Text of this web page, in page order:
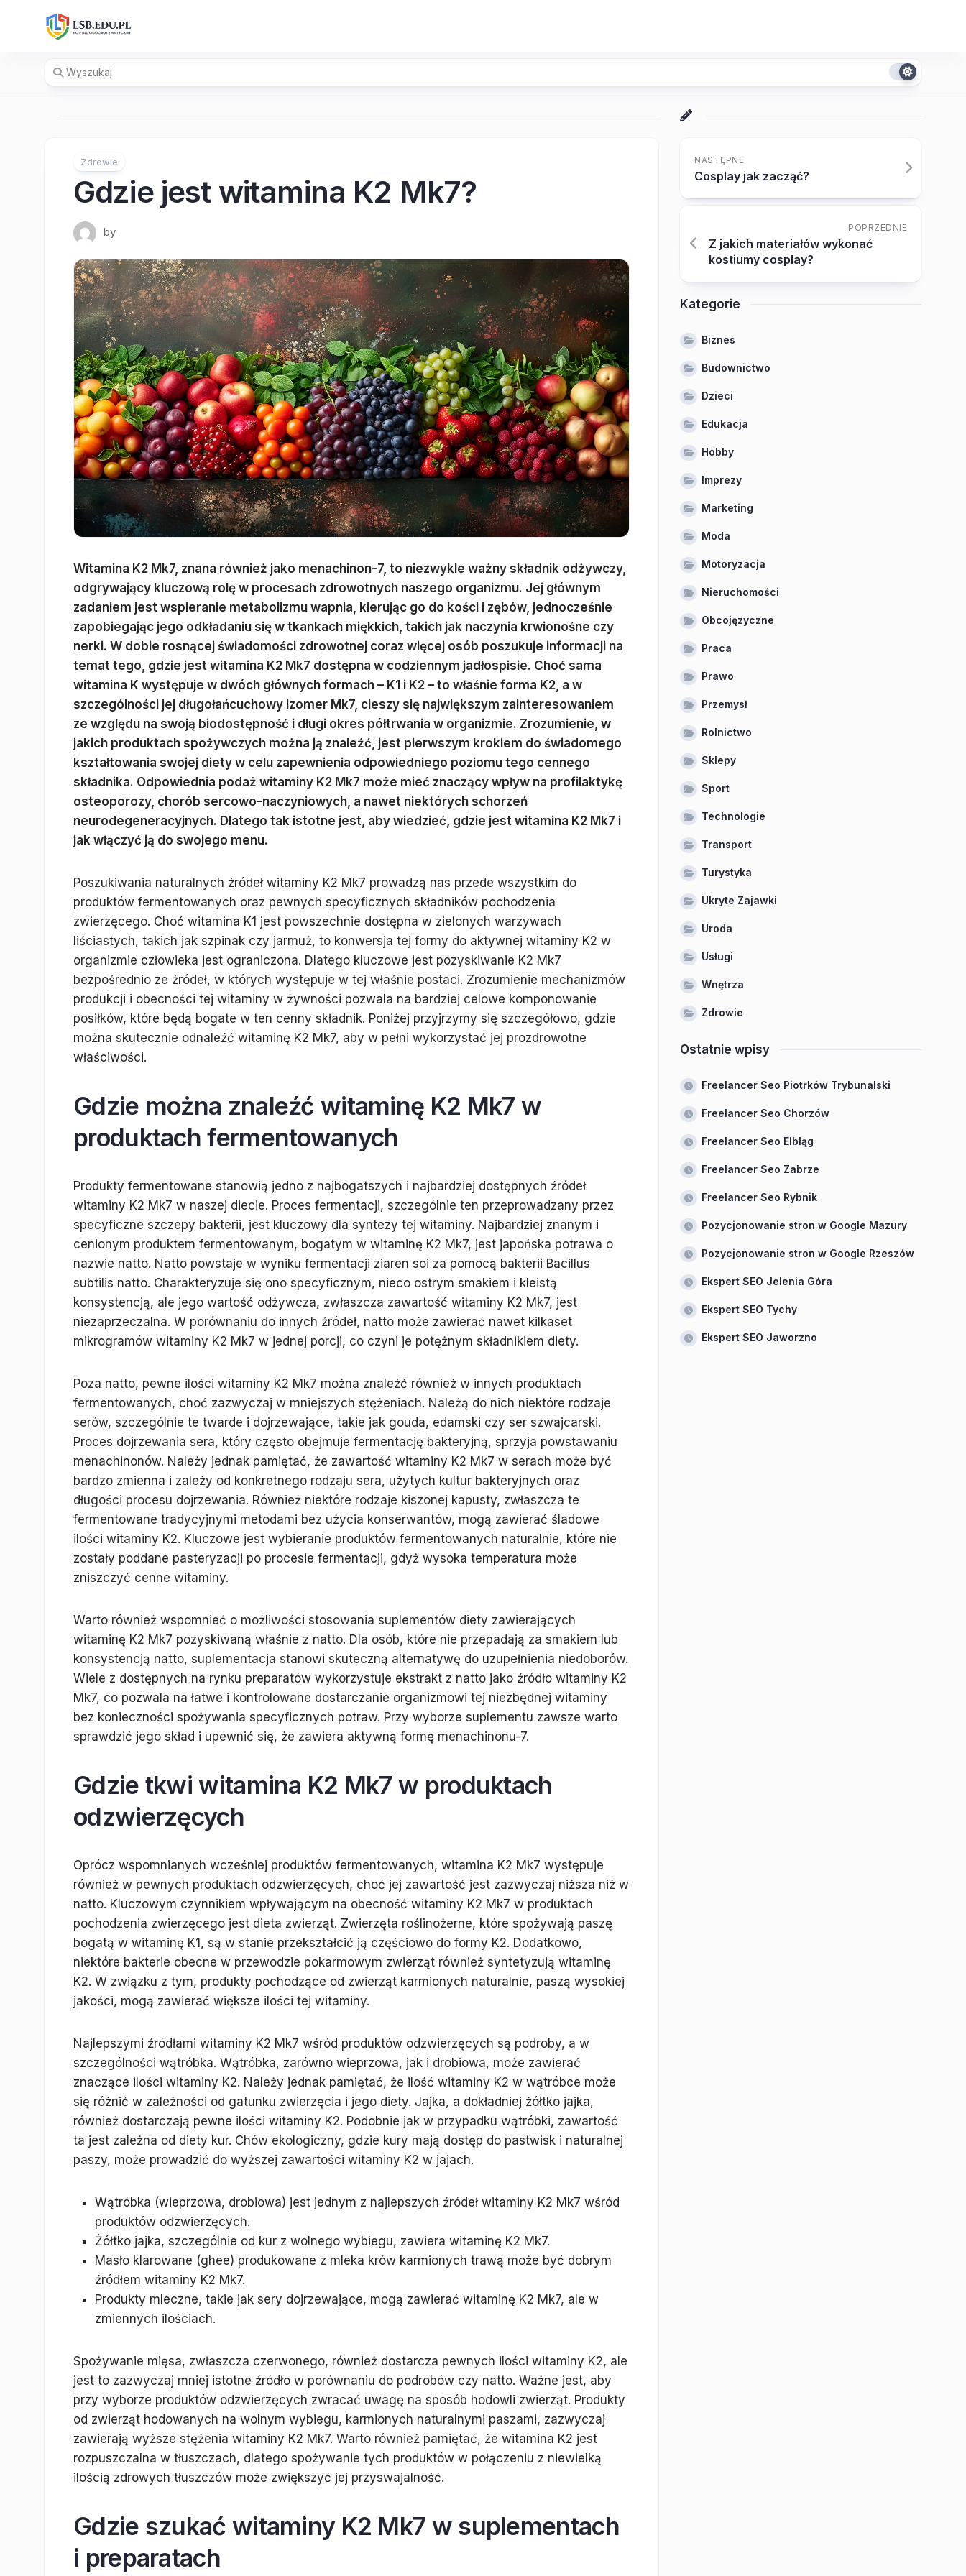
Zdrowie
Gdzie jest witamina K2 Mk7?
by
Witamina K2 Mk7, znana również jako menachinon-7, to niezwykle ważny składnik odżywczy,
odgrywający kluczową rolę w procesach zdrowotnych naszego organizmu. Jej głównym
zadaniem jest wspieranie metabolizmu wapnia, kierując go do kości i zębów, jednocześnie
zapobiegając jego odkładaniu się w tkankach miękkich, takich jak naczynia krwionośne czy
nerki. W dobie rosnącej świadomości zdrowotnej coraz więcej osób poszukuje informacji na
temat tego, gdzie jest witamina K2 Mk7 dostępna w codziennym jadłospisie. Choć sama
witamina K występuje w dwóch głównych formach – K1 i K2 – to właśnie forma K2, a w
szczególności jej długołańcuchowy izomer Mk7, cieszy się największym zainteresowaniem
ze względu na swoją biodostępność i długi okres półtrwania w organizmie. Zrozumienie, w
jakich produktach spożywczych można ją znaleźć, jest pierwszym krokiem do świadomego
kształtowania swojej diety w celu zapewnienia odpowiedniego poziomu tego cennego
składnika. Odpowiednia podaż witaminy K2 Mk7 może mieć znaczący wpływ na profilaktykę
osteoporozy, chorób sercowo-naczyniowych, a nawet niektórych schorzeń
neurodegeneracyjnych. Dlatego tak istotne jest, aby wiedzieć, gdzie jest witamina K2 Mk7 i
jak włączyć ją do swojego menu.
Poszukiwania naturalnych źródeł witaminy K2 Mk7 prowadzą nas przede wszystkim do
produktów fermentowanych oraz pewnych specyficznych składników pochodzenia
zwierzęcego. Choć witamina K1 jest powszechnie dostępna w zielonych warzywach
liściastych, takich jak szpinak czy jarmuż, to konwersja tej formy do aktywnej witaminy K2 w
organizmie człowieka jest ograniczona. Dlatego kluczowe jest pozyskiwanie K2 Mk7
bezpośrednio ze źródeł, w których występuje w tej właśnie postaci. Zrozumienie mechanizmów
produkcji i obecności tej witaminy w żywności pozwala na bardziej celowe komponowanie
posiłków, które będą bogate w ten cenny składnik. Poniżej przyjrzymy się szczegółowo, gdzie
można skutecznie odnaleźć witaminę K2 Mk7, aby w pełni wykorzystać jej prozdrowotne
właściwości.
Gdzie można znaleźć witaminę K2 Mk7 w
produktach fermentowanych
Produkty fermentowane stanowią jedno z najbogatszych i najbardziej dostępnych źródeł
witaminy K2 Mk7 w naszej diecie. Proces fermentacji, szczególnie ten przeprowadzany przez
specyficzne szczepy bakterii, jest kluczowy dla syntezy tej witaminy. Najbardziej znanym i
cenionym produktem fermentowanym, bogatym w witaminę K2 Mk7, jest japońska potrawa o
nazwie natto. Natto powstaje w wyniku fermentacji ziaren soi za pomocą bakterii Bacillus
subtilis natto. Charakteryzuje się ono specyficznym, nieco ostrym smakiem i kleistą
konsystencją, ale jego wartość odżywcza, zwłaszcza zawartość witaminy K2 Mk7, jest
niezaprzeczalna. W porównaniu do innych źródeł, natto może zawierać nawet kilkaset
mikrogramów witaminy K2 Mk7 w jednej porcji, co czyni je potężnym składnikiem diety.
Poza natto, pewne ilości witaminy K2 Mk7 można znaleźć również w innych produktach
fermentowanych, choć zazwyczaj w mniejszych stężeniach. Należą do nich niektóre rodzaje
serów, szczególnie te twarde i dojrzewające, takie jak gouda, edamski czy ser szwajcarski.
Proces dojrzewania sera, który często obejmuje fermentację bakteryjną, sprzyja powstawaniu
menachinonów. Należy jednak pamiętać, że zawartość witaminy K2 Mk7 w serach może być
bardzo zmienna i zależy od konkretnego rodzaju sera, użytych kultur bakteryjnych oraz
długości procesu dojrzewania. Również niektóre rodzaje kiszonej kapusty, zwłaszcza te
fermentowane tradycyjnymi metodami bez użycia konserwantów, mogą zawierać śladowe
ilości witaminy K2. Kluczowe jest wybieranie produktów fermentowanych naturalnie, które nie
zostały poddane pasteryzacji po procesie fermentacji, gdyż wysoka temperatura może
zniszczyć cenne witaminy.
Warto również wspomnieć o możliwości stosowania suplementów diety zawierających
witaminę K2 Mk7 pozyskiwaną właśnie z natto. Dla osób, które nie przepadają za smakiem lub
konsystencją natto, suplementacja stanowi skuteczną alternatywę do uzupełnienia niedoborów.
Wiele z dostępnych na rynku preparatów wykorzystuje ekstrakt z natto jako źródło witaminy K2
Mk7, co pozwala na łatwe i kontrolowane dostarczanie organizmowi tej niezbędnej witaminy
bez konieczności spożywania specyficznych potraw. Przy wyborze suplementu zawsze warto
sprawdzić jego skład i upewnić się, że zawiera aktywną formę menachinonu-7.
Gdzie tkwi witamina K2 Mk7 w produktach
odzwierzęcych
Oprócz wspomnianych wcześniej produktów fermentowanych, witamina K2 Mk7 występuje
również w pewnych produktach odzwierzęcych, choć jej zawartość jest zazwyczaj niższa niż w
natto. Kluczowym czynnikiem wpływającym na obecność witaminy K2 Mk7 w produktach
pochodzenia zwierzęcego jest dieta zwierząt. Zwierzęta roślinożerne, które spożywają paszę
bogatą w witaminę K1, są w stanie przekształcić ją częściowo do formy K2. Dodatkowo,
niektóre bakterie obecne w przewodzie pokarmowym zwierząt również syntetyzują witaminę
K2. W związku z tym, produkty pochodzące od zwierząt karmionych naturalnie, paszą wysokiej
jakości, mogą zawierać większe ilości tej witaminy.
Najlepszymi źródłami witaminy K2 Mk7 wśród produktów odzwierzęcych są podroby, a w
szczególności wątróbka. Wątróbka, zarówno wieprzowa, jak i drobiowa, może zawierać
znaczące ilości witaminy K2. Należy jednak pamiętać, że ilość witaminy K2 w wątróbce może
się różnić w zależności od gatunku zwierzęcia i jego diety. Jajka, a dokładniej żółtko jajka,
również dostarczają pewne ilości witaminy K2. Podobnie jak w przypadku wątróbki, zawartość
ta jest zależna od diety kur. Chów ekologiczny, gdzie kury mają dostęp do pastwisk i naturalnej
paszy, może prowadzić do wyższej zawartości witaminy K2 w jajach.
Wątróbka (wieprzowa, drobiowa) jest jednym z najlepszych źródeł witaminy K2 Mk7 wśród
produktów odzwierzęcych.
Żółtko jajka, szczególnie od kur z wolnego wybiegu, zawiera witaminę K2 Mk7.
Masło klarowane (ghee) produkowane z mleka krów karmionych trawą może być dobrym
źródłem witaminy K2 Mk7.
Produkty mleczne, takie jak sery dojrzewające, mogą zawierać witaminę K2 Mk7, ale w
zmiennych ilościach.
Spożywanie mięsa, zwłaszcza czerwonego, również dostarcza pewnych ilości witaminy K2, ale
jest to zazwyczaj mniej istotne źródło w porównaniu do podrobów czy natto. Ważne jest, aby
przy wyborze produktów odzwierzęcych zwracać uwagę na sposób hodowli zwierząt. Produkty
od zwierząt hodowanych na wolnym wybiegu, karmionych naturalnymi paszami, zazwyczaj
zawierają wyższe stężenia witaminy K2 Mk7. Warto również pamiętać, że witamina K2 jest
rozpuszczalna w tłuszczach, dlatego spożywanie tych produktów w połączeniu z niewielką
ilością zdrowych tłuszczów może zwiększyć jej przyswajalność.
Gdzie szukać witaminy K2 Mk7 w suplementach
i preparatach
NASTĘPNE
Cosplay jak zacząć?
POPRZEDNIE
Z jakich materiałów wykonać
kostiumy cosplay?
Kategorie
Biznes
Budownictwo
Dzieci
Edukacja
Hobby
Imprezy
Marketing
Moda
Motoryzacja
Nieruchomości
Obcojęzyczne
Praca
Prawo
Przemysł
Rolnictwo
Sklepy
Sport
Technologie
Transport
Turystyka
Ukryte Zajawki
Uroda
Usługi
Wnętrza
Zdrowie
Ostatnie wpisy
Freelancer Seo Piotrków Trybunalski
Freelancer Seo Chorzów
Freelancer Seo Elbląg
Freelancer Seo Zabrze
Freelancer Seo Rybnik
Pozycjonowanie stron w Google Mazury
Pozycjonowanie stron w Google Rzeszów
Ekspert SEO Jelenia Góra
Ekspert SEO Tychy
Ekspert SEO Jaworzno